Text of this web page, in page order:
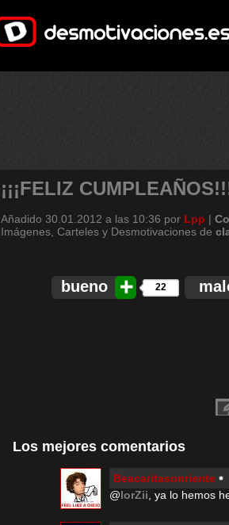
¡¡¡FELIZ
Añadido 30.01.2012 a las 10:36 por Lpp |
Imágenes, Carteles y Desmotivaciones de
bueno 22
Los mejores comentarios
Beacaritasonriente
@lorZii , ya lo hemos